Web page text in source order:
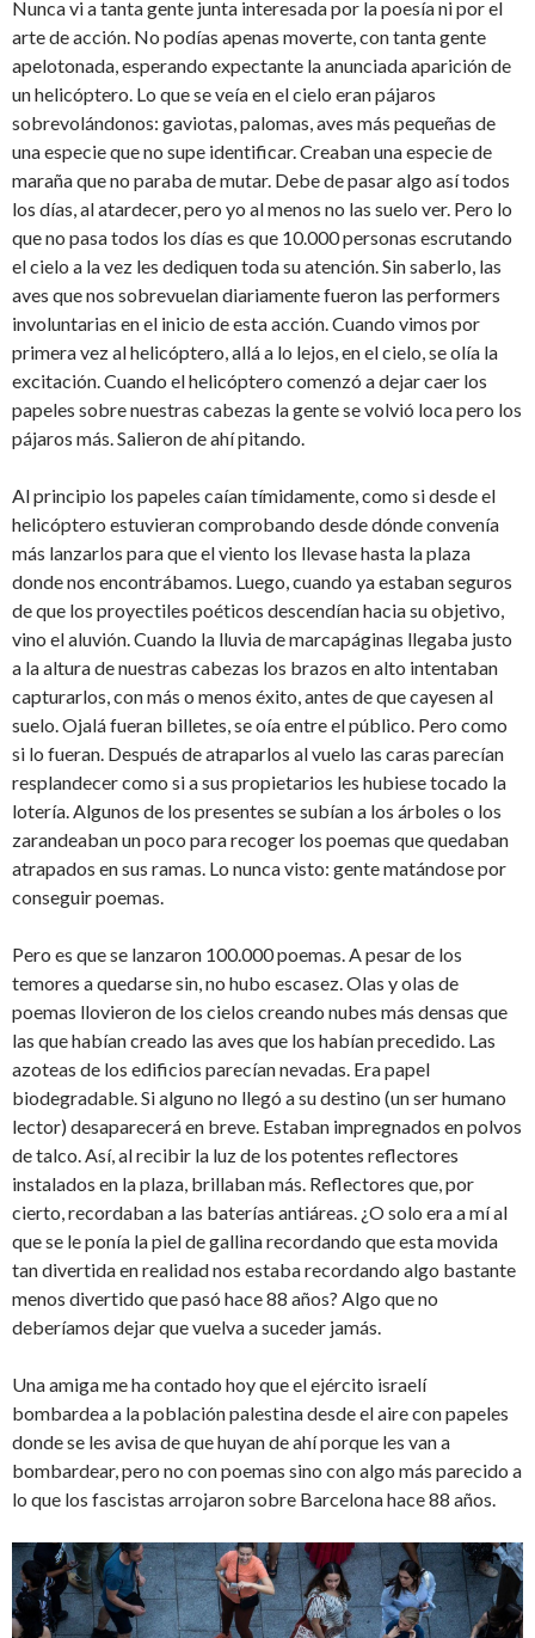
Nunca vi a tanta gente junta interesada por la poesía ni por el
arte de acción. No podías apenas moverte, con tanta gente
apelotonada, esperando expectante la anunciada aparición de
un helicóptero. Lo que se veía en el cielo eran pájaros
sobrevolándonos: gaviotas, palomas, aves más pequeñas de
una especie que no supe identificar. Creaban una especie de
maraña que no paraba de mutar. Debe de pasar algo así todos
los días, al atardecer, pero yo al menos no las suelo ver. Pero lo
que no pasa todos los días es que 10.000 personas escrutando
el cielo a la vez les dediquen toda su atención. Sin saberlo, las
aves que nos sobrevuelan diariamente fueron las performers
involuntarias en el inicio de esta acción. Cuando vimos por
primera vez al helicóptero, allá a lo lejos, en el cielo, se olía la
excitación. Cuando el helicóptero comenzó a dejar caer los
papeles sobre nuestras cabezas la gente se volvió loca pero los
pájaros más. Salieron de ahí pitando.
Al principio los papeles caían tímidamente, como si desde el
helicóptero estuvieran comprobando desde dónde convenía
más lanzarlos para que el viento los llevase hasta la plaza
donde nos encontrábamos. Luego, cuando ya estaban seguros
de que los proyectiles poéticos descendían hacia su objetivo,
vino el aluvión. Cuando la lluvia de marcapáginas llegaba justo
a la altura de nuestras cabezas los brazos en alto intentaban
capturarlos, con más o menos éxito, antes de que cayesen al
suelo. Ojalá fueran billetes, se oía entre el público. Pero como
si lo fueran. Después de atraparlos al vuelo las caras parecían
resplandecer como si a sus propietarios les hubiese tocado la
lotería. Algunos de los presentes se subían a los árboles o los
zarandeaban un poco para recoger los poemas que quedaban
atrapados en sus ramas. Lo nunca visto: gente matándose por
conseguir poemas.
Pero es que se lanzaron 100.000 poemas. A pesar de los
temores a quedarse sin, no hubo escasez. Olas y olas de
poemas llovieron de los cielos creando nubes más densas que
las que habían creado las aves que los habían precedido. Las
azoteas de los edificios parecían nevadas. Era papel
biodegradable. Si alguno no llegó a su destino (un ser humano
lector) desaparecerá en breve. Estaban impregnados en polvos
de talco. Así, al recibir la luz de los potentes reflectores
instalados en la plaza, brillaban más. Reflectores que, por
cierto, recordaban a las baterías antiáreas. ¿O solo era a mí al
que se le ponía la piel de gallina recordando que esta movida
tan divertida en realidad nos estaba recordando algo bastante
menos divertido que pasó hace 88 años? Algo que no
deberíamos dejar que vuelva a suceder jamás.
Una amiga me ha contado hoy que el ejército israelí
bombardea a la población palestina desde el aire con papeles
donde se les avisa de que huyan de ahí porque les van a
bombardear, pero no con poemas sino con algo más parecido a
lo que los fascistas arrojaron sobre Barcelona hace 88 años.